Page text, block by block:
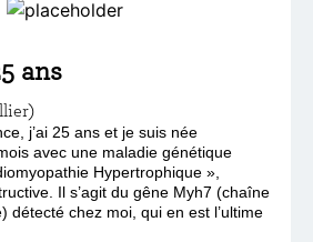
ans
j’ai 25 ans et je suis née
avec une maladie génétique
Hypertrophique »,
Il s’agit du gêne Myh7 (chaîne
détecté chez moi, qui en est l’ultime